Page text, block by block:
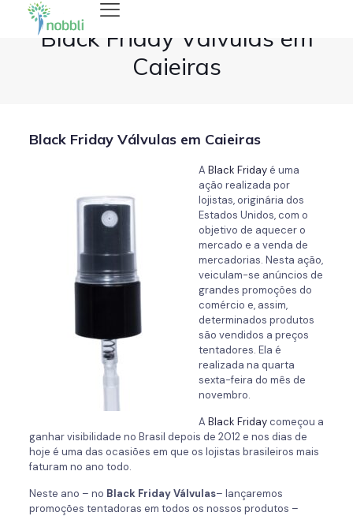
Black Friday Válvulas em
Caieiras
Black Friday Válvulas em Caieiras
A Black Fridayé uma
ação realizada por
lojistas, originária dos
Estados Unidos, com o
objetivo de aquecer o
mercado e a venda de
mercadorias. Nesta ação,
veiculam-se anúncios de
grandes promoções do
comércio e, assim,
determinados produtos
são vendidos a preços
tentadores. Ela é
realizada na quarta
sexta-feira do mês de
novembro.
A Black Fridaycomeçou a
ganhar visibilidade no Brasil depois de 2012 e nos dias de
hoje é uma das ocasiões em que os lojistas brasileiros mais
faturam no ano todo.
Neste ano – no Black Friday Válvulas– lançaremos
promoções tentadoras em todos os nossos produtos –